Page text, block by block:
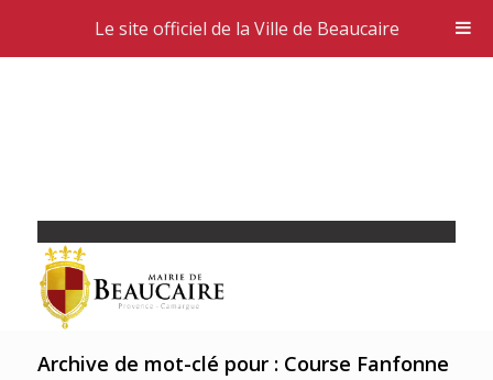
Archive de mot-clé pour : Course Fanfonne
Le site officiel de la Ville de Beaucaire